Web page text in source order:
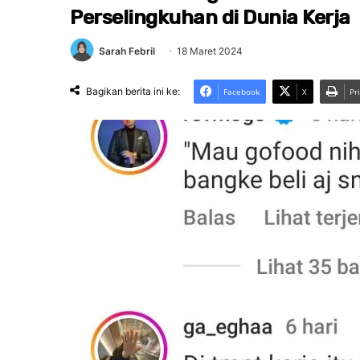
Perselingkuhan di Dunia Kerja
Sarah Febril 18 Maret 2024
Bagikan berita ini ke: Facebook X